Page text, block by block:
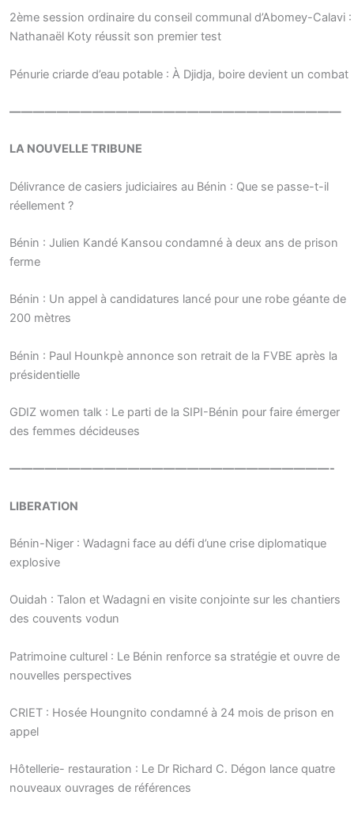
2ème session ordinaire du conseil communal d’Abomey-Calavi :
Nathanaël Koty réussit son premier test
Pénurie criarde d’eau potable : À Djidja, boire devient un combat
————————————————————————————
LA NOUVELLE TRIBUNE
Délivrance de casiers judiciaires au Bénin : Que se passe-t-il
réellement ?
Bénin : Julien Kandé Kansou condamné à deux ans de prison
ferme
Bénin : Un appel à candidatures lancé pour une robe géante de
200 mètres
Bénin : Paul Hounkpè annonce son retrait de la FVBE après la
présidentielle
GDIZ women talk : Le parti de la SIPI-Bénin pour faire émerger
des femmes décideuses
———————————————————————————-
LIBERATION
Bénin-Niger : Wadagni face au défi d’une crise diplomatique
explosive
Ouidah : Talon et Wadagni en visite conjointe sur les chantiers
des couvents vodun
Patrimoine culturel : Le Bénin renforce sa stratégie et ouvre de
nouvelles perspectives
CRIET : Hosée Houngnito condamné à 24 mois de prison en
appel
Hôtellerie- restauration : Le Dr Richard C. Dégon lance quatre
nouveaux ouvrages de références